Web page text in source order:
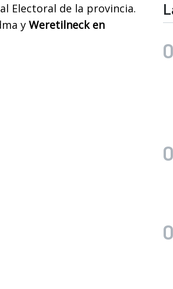
Electoral de la provincia.
y Weretilneck en